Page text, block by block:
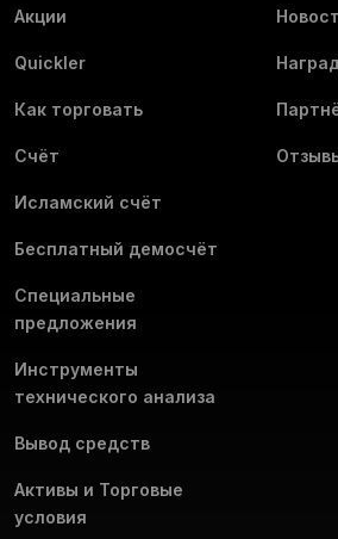
Акции
Quickler
Как торговать
Счёт
Исламский счёт
Бесплатный демосчёт
Специальные
предложения
Инструменты
технического анализа
Вывод средств
Активы и Торговые
условия